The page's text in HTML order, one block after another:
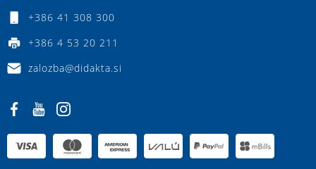
+386 41 308 300
+386 4 53 20 211
zalozba@didakta.si